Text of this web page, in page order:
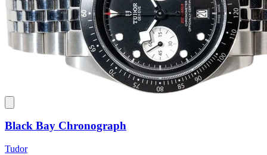
Black Bay Chronograph
Tudor